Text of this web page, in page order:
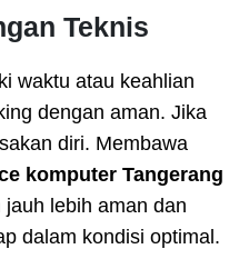
Teknis
waktu atau keahlian
dengan aman. Jika
diri. Membawa
komputer Tangerang
lebih aman dan
dalam kondisi optimal.